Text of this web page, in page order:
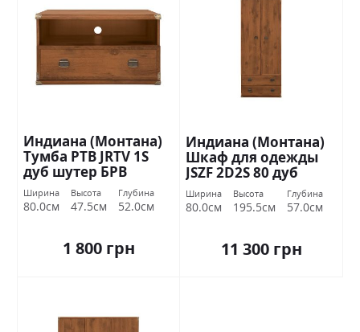
Индиана (Монтана)
Тумба РТВ JRTV 1S
дуб шутер БРВ
Украина
Ширина
80.0см
Высота
47.5см
Глубина
52.0см
1 800 грн
Индиана (Монтана)
Шкаф для одежды
JSZF 2D2S 80 дуб
шутер БРВ Украина
Ширина
80.0см
Высота
195.5см
Глубина
57.0см
11 300 грн